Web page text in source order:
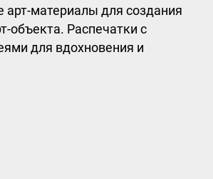
арт-материалы для создания
объекта. Распечатки с
для вдохновения и